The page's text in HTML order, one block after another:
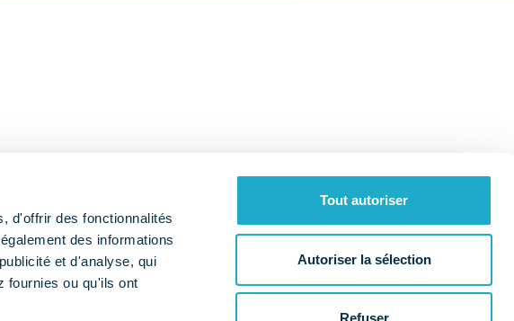
d'offrir des fonctionnalités
des informations
et d'analyse, qui
fournies ou qu'ils ont
Tout autoriser
Autoriser la sélection
Refuser